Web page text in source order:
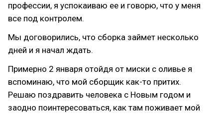
профессии, я успокаиваю ее и говорю, что у меня
все под контролем.
Мы договорились, что сборка займет несколько
дней и я начал ждать.
Примерно 2 января отойдя от миски с оливье я
вспоминаю, что мой сборщик как-то притих.
Решаю поздравить человека с Новым годом и
заодно поинтересоваться, как там поживает мой